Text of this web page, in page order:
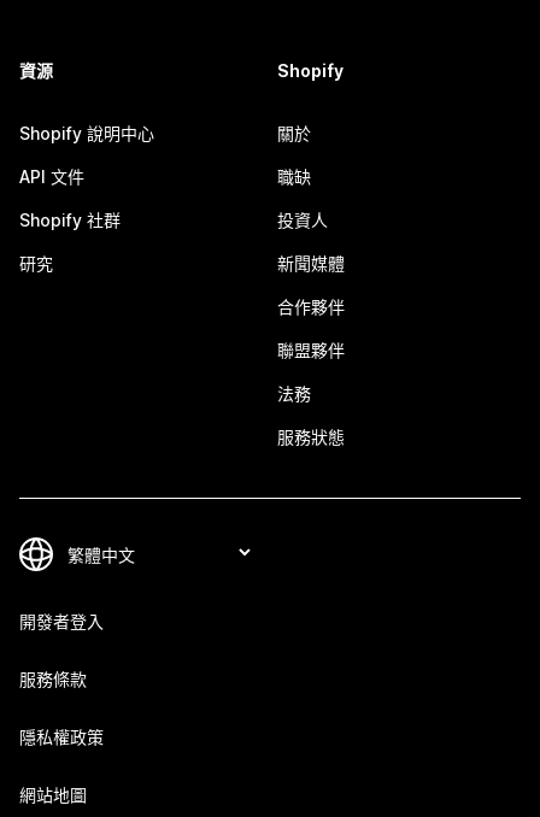
資源
Shopify 說明中心
API 文件
Shopify 社群
研究
Shopify
關於
職缺
投資人
新聞媒體
合作夥伴
聯盟夥伴
法務
服務狀態
開發者登入
服務條款
隱私權政策
網站地圖